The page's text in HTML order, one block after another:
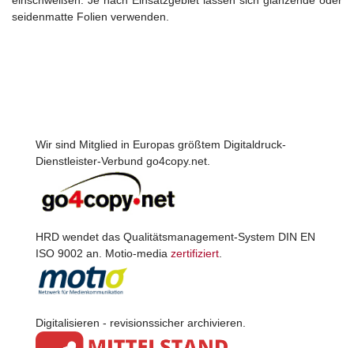
seidenmatte Folien verwenden.
Wir sind Mitglied in Europas größtem Digitaldruck-
Dienstleister-Verbund go4copy.net.
HRD wendet das Qualitätsmanagement-System DIN EN
ISO 9002 an. Motio-media zertifiziert
Digitalisieren - revisionssicher archivieren.